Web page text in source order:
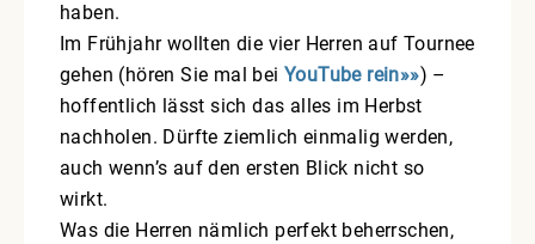
haben.
Im Frühjahr wollten die vier Herren auf Tournee
gehen (hören Sie mal bei YouTube rein»») –
hoffentlich lässt sich das alles im Herbst
nachholen. Dürfte ziemlich einmalig werden,
auch wenn’s auf den ersten Blick nicht so
wirkt.
Was die Herren nämlich perfekt beherrschen,